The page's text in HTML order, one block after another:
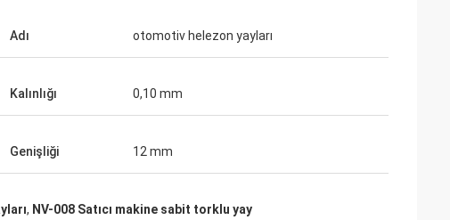
sağlayabilir.
Adı otomotiv helezon yayları
Kalınlığı 0,10 mm
Genişliği 12 mm
, NV-008 Satıcı makine sabit torklu yay